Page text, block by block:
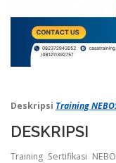
Deskripsi Training
DESKRIPSI
Training Sertifikasi